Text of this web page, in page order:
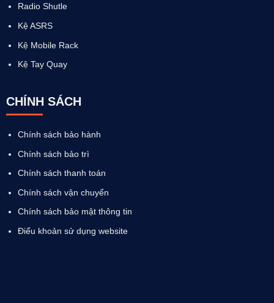
Radio Shutle
Kệ ASRS
Kệ Mobile Rack
Kệ Tay Quay
CHÍNH SÁCH
Chính sách bảo hành
Chính sách bảo trì
Chính sách thanh toán
Chính sách vận chuyển
Chính sách bảo mật thông tin
Điểu khoản sử dụng website